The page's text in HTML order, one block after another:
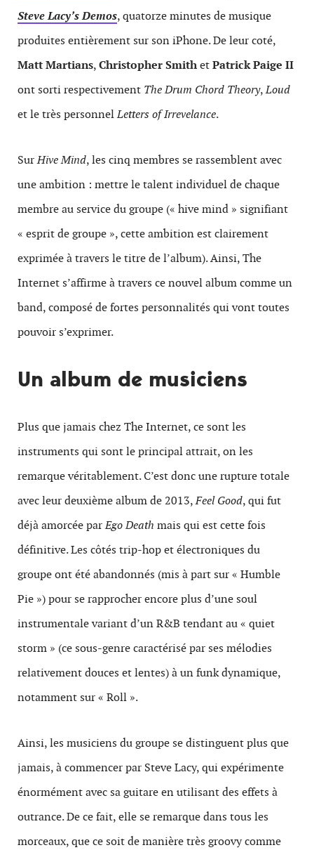
Steve Lacy’s Demos, quatorze minutes de musique
produites entièrement sur son iPhone. De leur coté,
Matt Martians,Christopher SmithetPatrick Paige II
ont sorti respectivement The Drum Chord Theory,Loud
et le très personnelLetters of Irrevelance.
SurHive Mind, les cinq membres se rassemblent avec
une ambition : mettre le talent individuel de chaque
membre au service du groupe (« hive mind » signifiant
« esprit de groupe », cette ambition est clairement
exprimée à travers le titre de l’album). Ainsi, The
Internet s’affirme à travers ce nouvel album comme un
band, composé de fortes personnalités qui vont toutes
pouvoir s’exprimer.
Un album de musiciens
Plus que jamais chez The Internet, ce sont les
instruments qui sont le principal attrait, on les
remarque véritablement. C’est donc une rupture totale
avec leur deuxième album de 2013,Feel Good, qui fut
déjà amorcée parEgo Death mais qui est cette fois
définitive. Les côtés trip-hop et électroniques du
groupe ont été abandonnés (mis à part sur « Humble
Pie ») pour se rapprocher encore plus d’une soul
instrumentale variant d’un R&B tendant au « quiet
storm » (ce sous-genre caractérisé par ses mélodies
relativement douces et lentes) à un funk dynamique,
notamment sur « Roll ».
Ainsi, les musiciens du groupe se distinguent plus que
jamais, à commencer par Steve Lacy, qui expérimente
énormément avec sa guitare en utilisant des effets à
outrance. De ce fait, elle se remarque dans tous les
morceaux, que ce soit de manière très groovy comme